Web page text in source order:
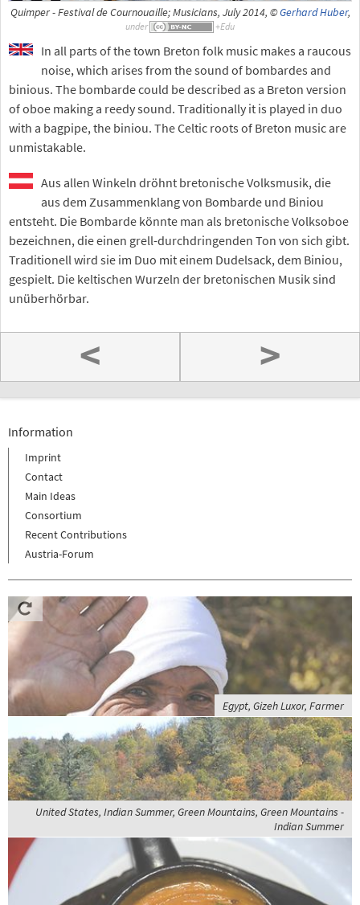
Quimper - Festival de Cournouaille; Musicians, July 2014, ©Gerhard Huber,
under
In all parts of the town Breton folk music makes a raucous
noise, which arises from the sound of bombardes and
binious. The bombarde could be described as a Breton version
of oboe making a reedy sound. Traditionally it is played in duo
with a bagpipe, the biniou. The Celtic roots of Breton music are
unmistakable.
Aus allen Winkeln dröhnt bretonische Volksmusik, die
aus dem Zusammenklang von Bombarde und Biniou
entsteht. Die Bombarde könnte man als bretonische Volksoboe
bezeichnen, die einen grell-durchdringenden Ton von sich gibt.
Traditionell wird sie im Duo mit einem Dudelsack, dem Biniou,
gespielt. Die keltischen Wurzeln der bretonischen Musik sind
unüberhörbar.
< >
Information
Imprint
Contact
Main Ideas
Consortium
Recent Contributions
Austria-Forum
Egypt, Gizeh Luxor, Farmer
United States, Indian Summer, Green Mountains, Green Mountains -
Indian Summer